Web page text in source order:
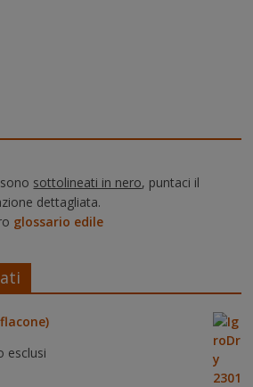
sottolineati in nero, puntaci il
dettagliata.
glossario edile
esclusi